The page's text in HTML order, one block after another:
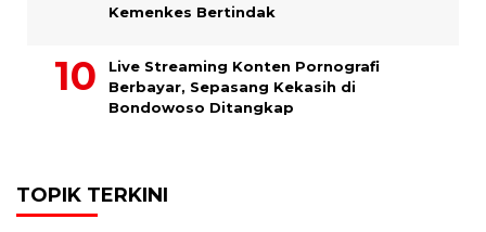
Kemenkes Bertindak
Live Streaming Konten Pornografi
Berbayar, Sepasang Kekasih di
Bondowoso Ditangkap
TOPIK TERKINI